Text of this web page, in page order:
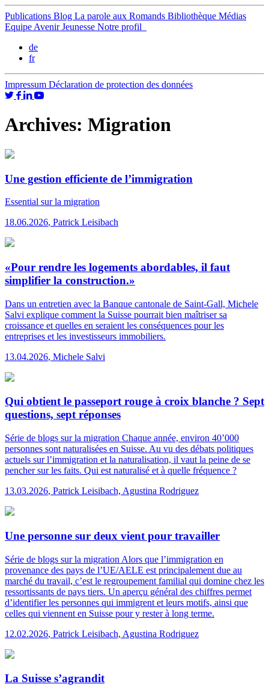
Publications Blog La parole aux Romands Bibliothèque Médias
Equipe Avenir Jeunesse Notre profil
de
fr
Impressum Déclaration de protection des données
Archives: Migration
Une gestion efficiente de l’immigration
Essential sur la migration
18.06.2026, Patrick Leisibach
«Pour rendre les logements abordables, il faut
simplifier la construction.»
Dans un entretien avec la Banque cantonale de Saint-Gall, Michele
Salvi explique comment la Suisse pourrait bien maîtriser sa
croissance et quelles en seraient les conséquences pour les
entreprises et les investisseurs immobiliers.
13.04.2026, Michele Salvi
Qui obtient le passeport rouge à croix blanche ? Sept
questions, sept réponses
Série de blogs sur la migration Chaque année, environ 40’000
personnes sont naturalisées en Suisse. Au vu des débats politiques
actuels sur l’immigration et la naturalisation, il vaut la peine de se
pencher sur les faits. Qui est naturalisé et à quelle fréquence ?
13.03.2026, Patrick Leisibach, Agustina Rodriguez
Une personne sur deux vient pour travailler
Série de blogs sur la migration Alors que l’immigration en
provenance des pays de l’UE/AELE est principalement due au
marché du travail, c’est le regroupement familial qui domine chez les
ressortissants de pays tiers. Un aperçu général des chiffres permet
d’identifier les personnes qui immigrent et leurs motifs, ainsi que
celles qui viennent en Suisse pour y rester à long terme.
12.02.2026, Patrick Leisibach, Agustina Rodriguez
La Suisse s’agrandit